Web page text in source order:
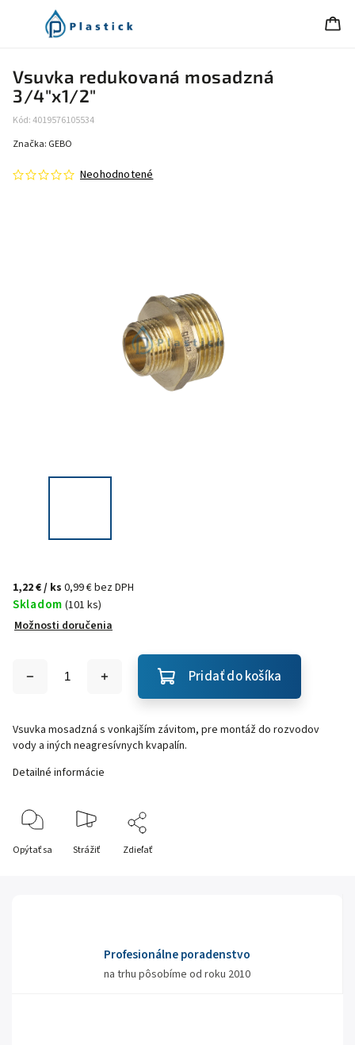
Vsuvka redukovaná mosadzná
3/4"x1/2"
Kód:4019576105534
Neohodnotené
Značka: GEBO
1,22 €/ ks 0,99 € bez DPH
Skladom (101 ks)
Možnosti doručenia
Pridať do košíka
Vsuvka mosadzná s vonkajším závitom, pre montáž do rozvodov
vody a iných neagresívnych kvapalín.
Detailné informácie
Opýtať sa Strážiť Zdieľať
Profesionálne poradenstvo
na trhu pôsobíme od roku 2010